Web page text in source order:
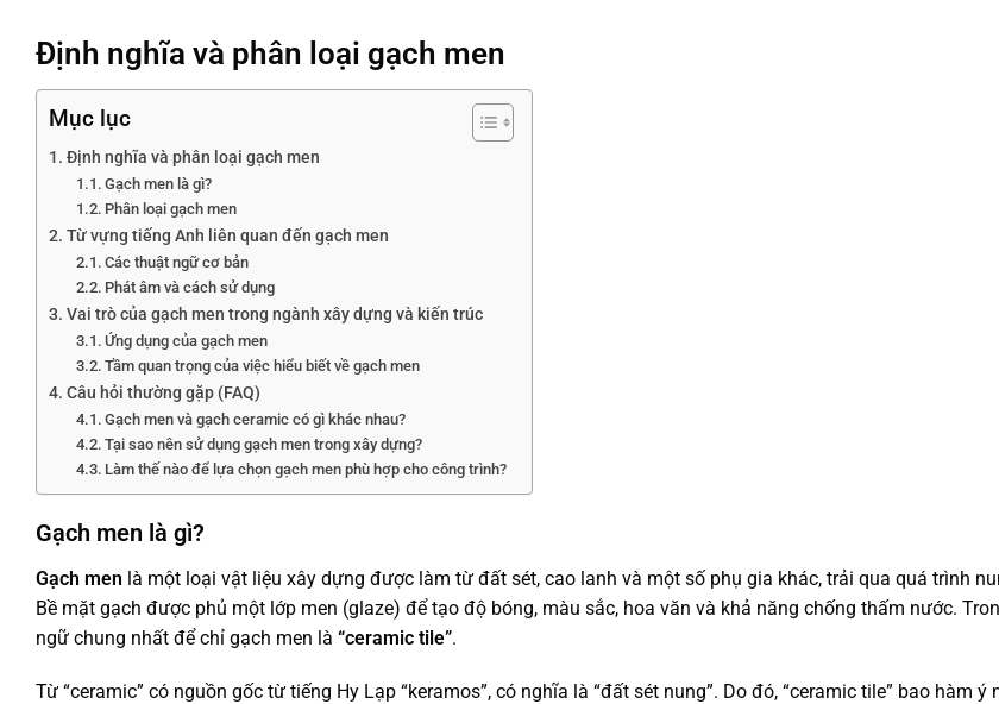
Định nghĩa và phân loại gạch men
Mục lục
Định nghĩa và phân loại gạch men
Gạch men là gì?
Phân loại gạch men
Từ vựng tiếng Anh liên quan đến gạch men
Các thuật ngữ cơ bản
Phát âm và cách sử dụng
Vai trò của gạch men trong ngành xây dựng và kiến trúc
Ứng dụng của gạch men
Tầm quan trọng của việc hiểu biết về gạch men
Câu hỏi thường gặp (FAQ)
Gạch men và gạch ceramic có gì khác nhau?
Tại sao nên sử dụng gạch men trong xây dựng?
Làm thế nào để lựa chọn gạch men phù hợp cho công trình?
Gạch men là gì?
Gạch men là một loại vật liệu xây dựng được làm từ đất sét, cao lanh và một số phụ gia khác, trải qua quá trình
Bề mặt gạch được phủ một lớp men (glaze) để tạo độ bóng, màu sắc, hoa văn và khả năng chống thấm nước.
ngữ chung nhất để chỉ gạch men là “ceramic tile”.
Từ “ceramic” có nguồn gốc từ tiếng Hy Lạp “keramos”, có nghĩa là “đất sét nung”. Do đó, “ceramic tile” bao hàm